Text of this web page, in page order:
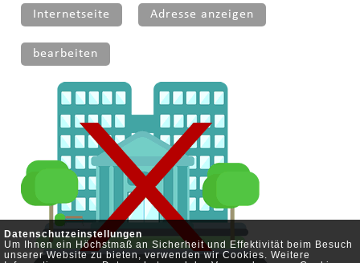
Datenschutzeinstellungen
Um Ihnen ein Höchstmaß an Sicherheit und Effektivität beim Besuch
unserer Website zu bieten, verwenden wir Cookies. Weitere
Internetseite Adresse anzeigen
bearbeiten